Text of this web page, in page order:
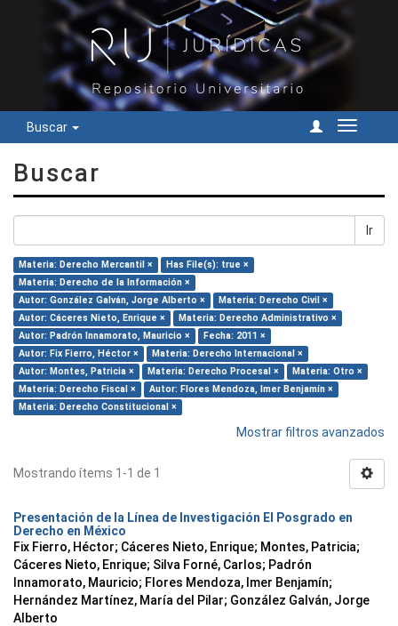
Buscar
Cambiar
Buscar
Ir
Materia: Derecho Mercantil ×
Has File(s): true ×
Materia: Derecho de la Información ×
Autor: González Galván, Jorge Alberto ×
Materia: Derecho Civil ×
Autor: Cáceres Nieto, Enrique ×
Materia: Derecho Administrativo ×
Autor: Padrón Innamorato, Mauricio ×
Fecha: 2011 ×
Autor: Fix Fierro, Héctor ×
Materia: Derecho Internacional ×
Autor: Montes, Patricia ×
Materia: Derecho Procesal ×
Materia: Otro ×
Materia: Derecho Fiscal ×
Autor: Flores Mendoza, Imer Benjamín ×
Materia: Derecho Constitucional ×
Mostrar filtros avanzados
Mostrando ítems 1-1 de 1
Presentación de la Línea de Investigación El Posgrado en
Derecho en México
Fix Fierro, Héctor; Cáceres Nieto, Enrique; Montes, Patricia;
Cáceres Nieto, Enrique; Silva Forné, Carlos; Padrón
Innamorato, Mauricio; Flores Mendoza, Imer Benjamín;
Hernández Martínez, María del Pilar; González Galván, Jorge
Alberto